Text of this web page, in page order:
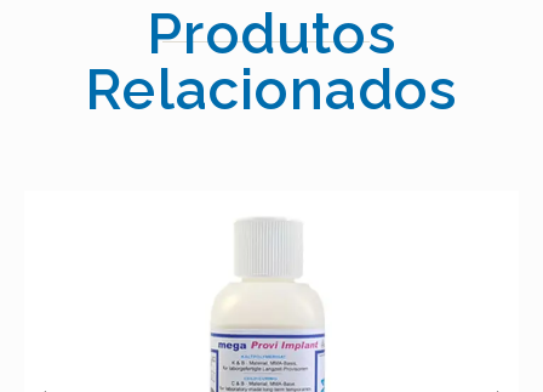
Produtos
Relacionados